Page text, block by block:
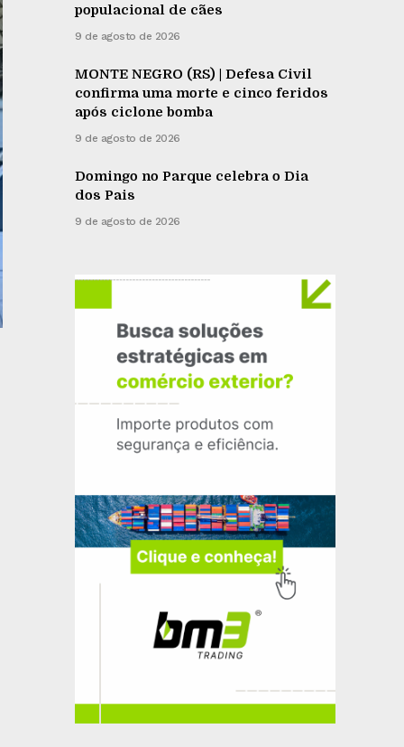
populacional de cães
9 de agosto de 2026
MONTE NEGRO (RS) | Defesa Civil
confirma uma morte e cinco feridos
após ciclone bomba
9 de agosto de 2026
Domingo no Parque celebra o Dia
dos Pais
9 de agosto de 2026